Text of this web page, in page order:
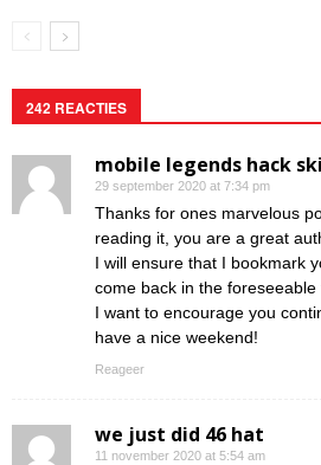
242 REACTIES
mobile legends hack
29 september 2020 at 7:34 pm
Thanks for ones marvelous
reading it, you are a great
I will ensure that I bookmark
come back in the foreseeable
I want to encourage you
have a nice weekend!
Reageer
we just did 46 hat
11 november 2020 at 5:54 am